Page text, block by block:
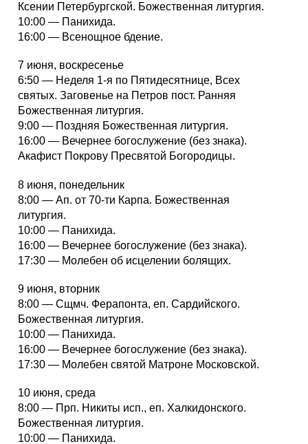
Ксении Петербургской. Божественная литургия.
10:00 — Панихида.
16:00 — Всенощное бдение.
7 июня, воскресенье
6:50 — Неделя 1-я по Пятидесятнице, Всех
святых. Заговенье на Петров пост. Ранняя
Божественная литургия.
9:00 — Поздняя Божественная литургия.
16:00 — Вечернее богослужение (без знака).
Акафист Покрову Пресвятой Богородицы.
8 июня, понедельник
8:00 — Ап. от 70-ти Карпа. Божественная
литургия.
10:00 — Панихида.
16:00 — Вечернее богослужение (без знака).
17:30 — Молебен об исцелении болящих.
9 июня, вторник
8:00 — Сщмч. Ферапонта, еп. Сардийского.
Божественная литургия.
10:00 — Панихида.
16:00 — Вечернее богослужение (без знака).
17:30 — Молебен святой Матроне Московской.
10 июня, среда
8:00 — Прп. Никиты исп., еп. Халкидонского.
Божественная литургия.
10:00 — Панихида.